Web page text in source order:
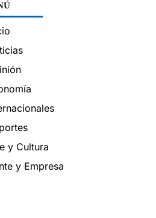
y Cultura
y Empresa